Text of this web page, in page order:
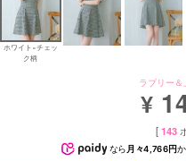
ホワイト×チェッ
ク柄
ラブリー
¥
[ 143
なら月々4,766円